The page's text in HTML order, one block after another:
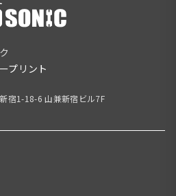
プリント
宿1-18-6 山兼新宿ビル7F